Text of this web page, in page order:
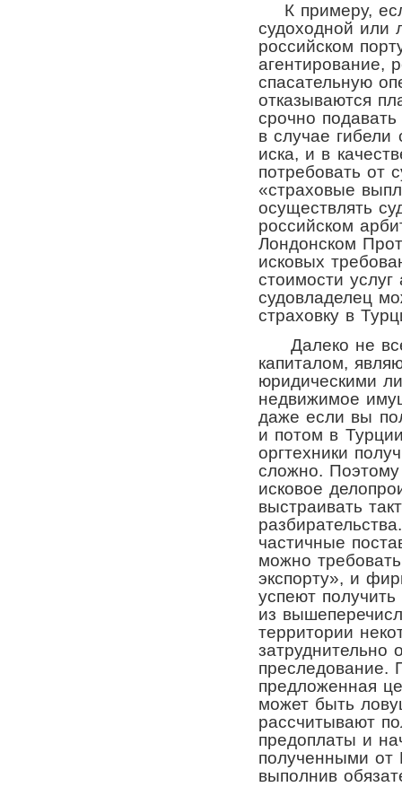
К примеру,
судоходной или
российском
агентирование,
спасательную
отказываются
срочно
в случае гибели
иска, и в
потребовать от
«страховые
осуществлять
российском
Лондонском
исковых
стоимости услуг
судовладелец
страховку в
Далеко не все
капиталом,
юридическими
недвижимое
даже если вы
и потом в
оргтехники
сложно.
исковое
выстраивать
частичные
можно
экспорту», и
успеют
из
территории
затруднительно
преследование.
предложенная
может быть
рассчитывают
предоплаты и
полученными от
выполнив